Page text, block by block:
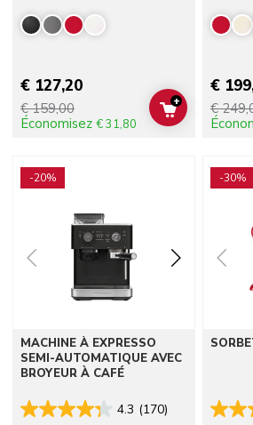
€ 127,20
€ 159,00
Économisez € 31,80
ADD TO
+
€
€
-20%
MACHINE À EXPRESSO
SEMI-AUTOMATIQUE AVEC
BROYEUR À CAFÉ
4.3 (170)
-30%